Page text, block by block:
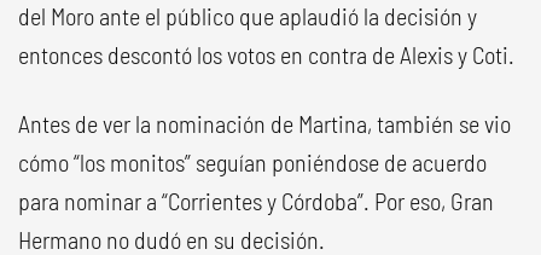
del Moro ante el público que aplaudió la decisión y
entonces descontó los votos en contra de Alexis y Coti.
Antes de ver la nominación de Martina, también se vio
cómo “los monitos” seguían poniéndose de acuerdo
para nominar a “Corrientes y Córdoba”. Por eso, Gran
Hermano no dudó en su decisión.